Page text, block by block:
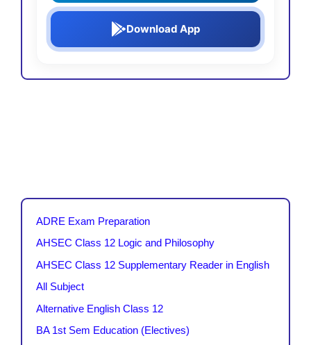
Download App
ADRE Exam Preparation
AHSEC Class 12 Logic and Philosophy
AHSEC Class 12 Supplementary Reader in English
All Subject
Alternative English Class 12
BA 1st Sem Education (Electives)